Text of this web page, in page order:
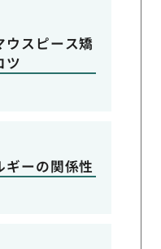
ウスピース矯
ツ
ギーの関係性